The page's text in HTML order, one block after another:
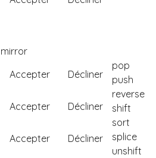
mirror
Accepter
Décliner
pop
push
Accepter Décliner
reverse
shift
Accepter Décliner
sort
splice
unshift